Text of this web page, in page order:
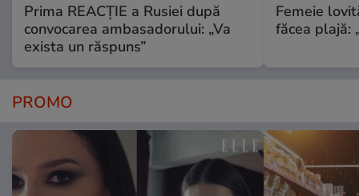
Prima REACȚIE a Rusiei după
convocarea ambasadorului: „Va
exista un răspuns”
Femeie
făcea plajă:
PROMO